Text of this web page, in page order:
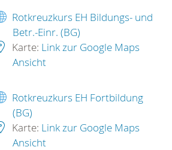
Rotkreuzkurs EH Bildungs- und
Betr.-Einr. (BG)
Karte: Link zur Google Maps
Ansicht
Rotkreuzkurs EH Fortbildung
(BG)
Karte: Link zur Google Maps
Ansicht